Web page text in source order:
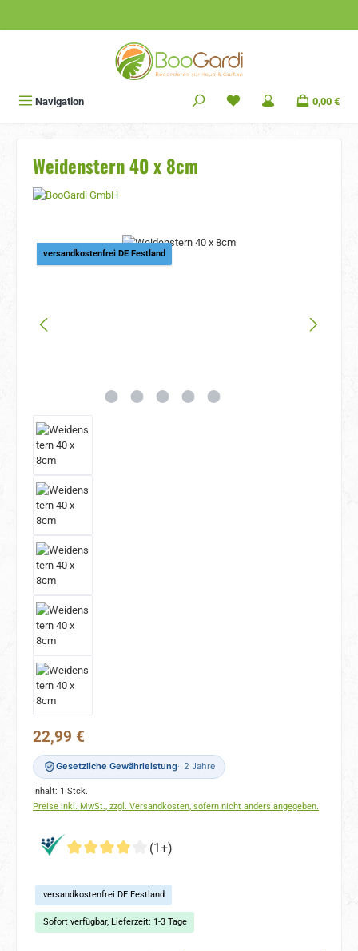
Navigation 0,00 €
Weidenstern 40 x 8cm
Bildergalerie überspringen
versandkostenfrei DE Festland
Regulärer Preis:
22,99 €
Gesetzliche Gewährleistung 2 Jahre
Inhalt: 1 Stck.
Preise inkl. MwSt., zzgl. Versandkosten, sofern nicht anders angegeben.
(1+)
versandkostenfrei DE Festland
Sofort verfügbar, Lieferzeit: 1-3 Tage